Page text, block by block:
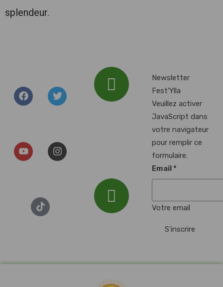
splendeur.
Newsletter
Fest'Ylla
Veuillez activer
JavaScript dans
votre navigateur
pour remplir ce
formulaire.
Email*
Votre email
S'inscrire